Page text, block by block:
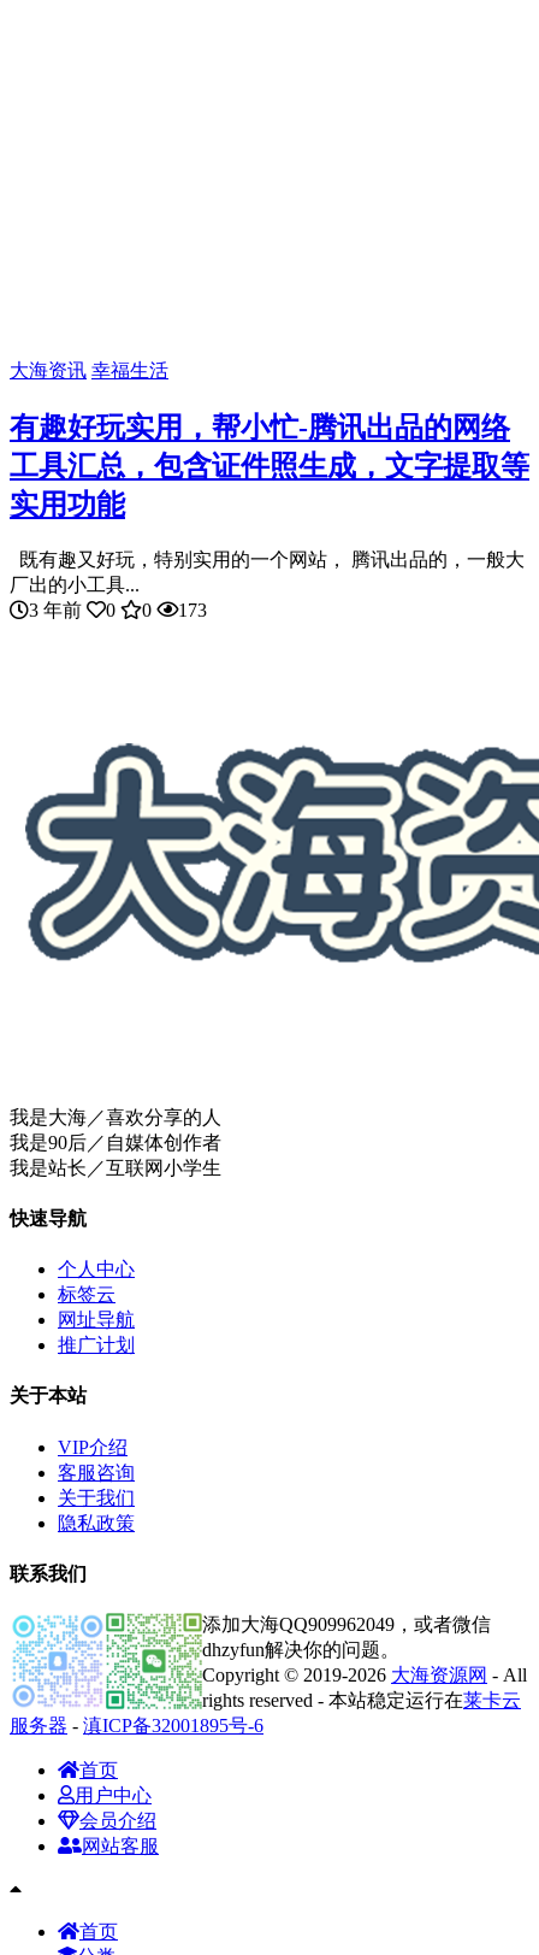
大海资讯 幸福生活
有趣好玩实用，帮小忙-腾讯出品的网络
工具汇总，包含证件照生成，文字提取等
实用功能
既有趣又好玩，特别实用的一个网站， 腾讯出品的，一般大
厂出的小工具...
3 年前
0 0 173
我是大海／喜欢分享的人
我是90后／自媒体创作者
我是站长／互联网小学生
快速导航
个人中心
标签云
网址导航
推广计划
关于本站
VIP介绍
客服咨询
关于我们
隐私政策
联系我们
添加大海QQ909962049，或者微信
dhzyfun解决你的问题。
Copyright © 2019-2026 大海资源网 - All
rights reserved - 本站稳定运行在莱卡云
服务器 - 滇ICP备32001895号-6
首页
用户中心
会员介绍
网站客服
首页